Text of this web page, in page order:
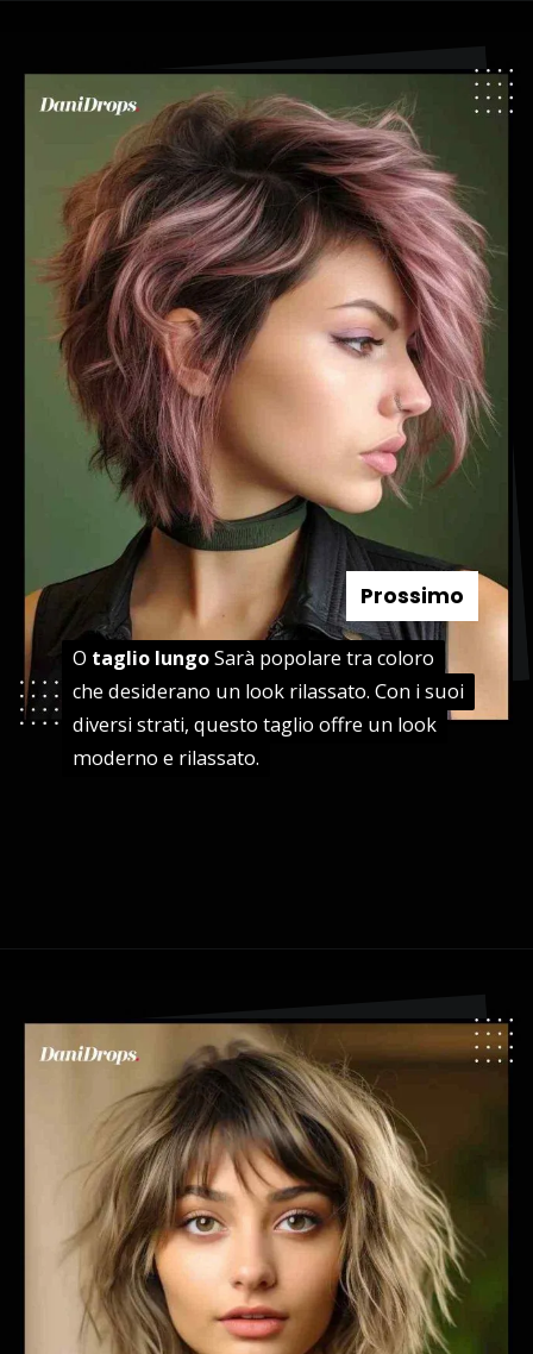
O taglio lungoSarà popolare tra coloro
che desiderano un look rilassato. Con i suoi
diversi strati, questo taglio offre un look
moderno e rilassato.
O taglio lungoSarà popolare tra coloro
che desiderano un look rilassato. Con i suoi
diversi strati, questo taglio offre un look
moderno e rilassato.
Prossimo